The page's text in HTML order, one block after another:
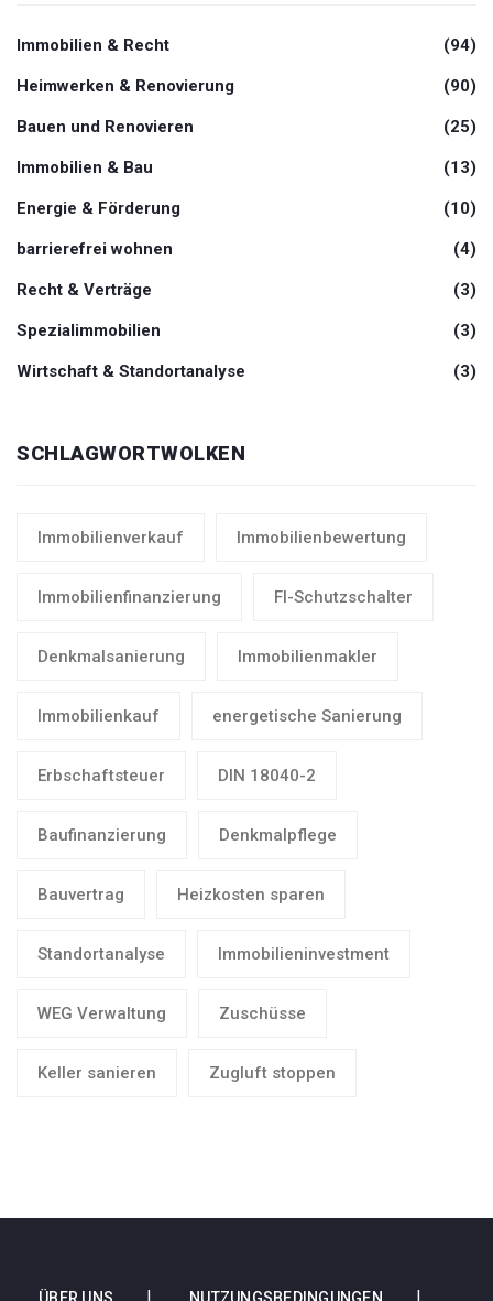
Immobilien & Recht (94)
Heimwerken & Renovierung (90)
Bauen und Renovieren (25)
Immobilien & Bau (13)
Energie & Förderung (10)
barrierefrei wohnen (4)
Recht & Verträge (3)
Spezialimmobilien (3)
Wirtschaft & Standortanalyse (3)
SCHLAGWORTWOLKEN
Immobilienverkauf Immobilienbewertung
Immobilienfinanzierung FI-Schutzschalter
Denkmalsanierung Immobilienmakler
Immobilienkauf energetische Sanierung
Erbschaftsteuer DIN 18040-2
Baufinanzierung Denkmalpflege
Bauvertrag Heizkosten sparen
Standortanalyse Immobilieninvestment
WEG Verwaltung Zuschüsse
Keller sanieren Zugluft stoppen
ÜBER UNS NUTZUNGSBEDINGUNGEN